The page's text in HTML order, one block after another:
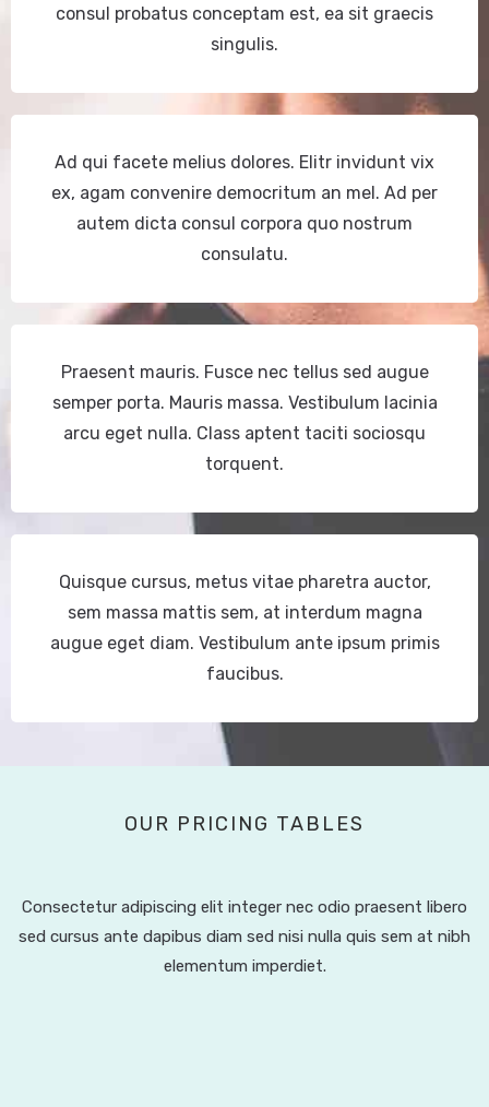
consul probatus conceptam est, ea sit graecis
singulis.
Ad qui facete melius dolores. Elitr invidunt vix
ex, agam convenire democritum an mel. Ad per
autem dicta consul corpora quo nostrum
consulatu.
Praesent mauris. Fusce nec tellus sed augue
semper porta. Mauris massa. Vestibulum lacinia
arcu eget nulla. Class aptent taciti sociosqu
torquent.
Quisque cursus, metus vitae pharetra auctor,
sem massa mattis sem, at interdum magna
augue eget diam. Vestibulum ante ipsum primis
faucibus.
OUR PRICING TABLES
Consectetur adipiscing elit integer nec odio praesent libero
sed cursus ante dapibus diam sed nisi nulla quis sem at nibh
elementum imperdiet.